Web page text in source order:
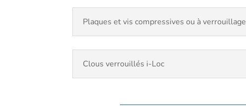
Plaques et vis compressives ou à verrouillage
Clous verrouillés i-Loc